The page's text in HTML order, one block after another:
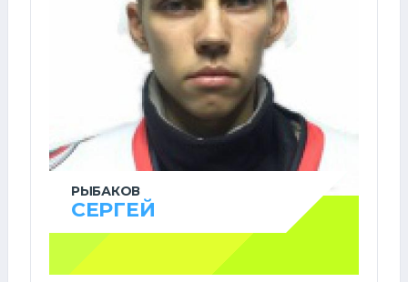
РЫБАКОВ
СЕРГЕЙ